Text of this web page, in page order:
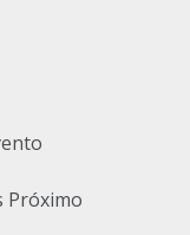
Próximo